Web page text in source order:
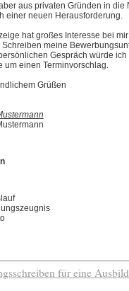
aus privaten Gründen in
einer neuen Herausforderung.
hat großes Interesse bei
meine
Gespräch würde
um einen Terminvorschlag.
Grüßen
für eine